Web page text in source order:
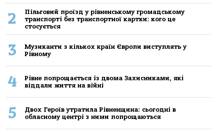
2
Пільговий проїзд у рівненському громадському
транспорті без транспортної картки: кого це
стосується
3
Музиканти з кількох країн Європи виступлять у
Рівному
4
Рівне попрощається із двома Захисниками, які
віддали життя на війні
5
Двох Героїв утратила Рівненщина: сьогодні в
обласному центрі з ними попрощаються